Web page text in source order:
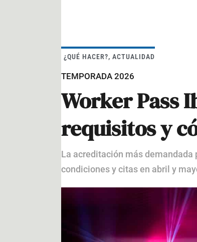
¿QUÉ HACER?, ACTUALIDAD
TEMPORADA 2026
Worker Pass
requisitos y
La acreditación más
condiciones y citas en abril y